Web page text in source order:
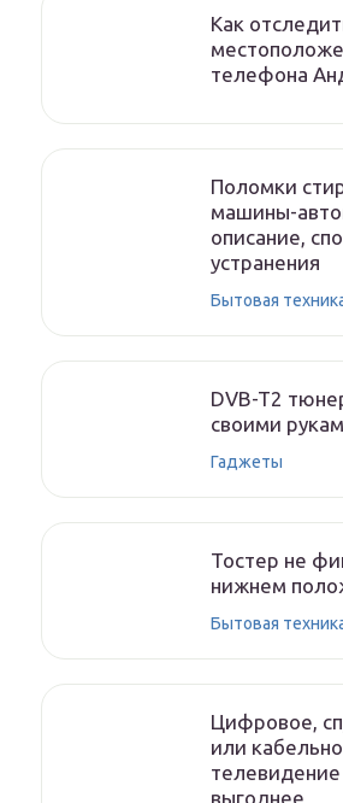
Как
телефона
Поломки
машины-
описание,
устранения
Бытовая
DVB-T2
своими
Гаджеты
Тостер не
нижнем
Бытовая
Цифровое,
или
выгоднее